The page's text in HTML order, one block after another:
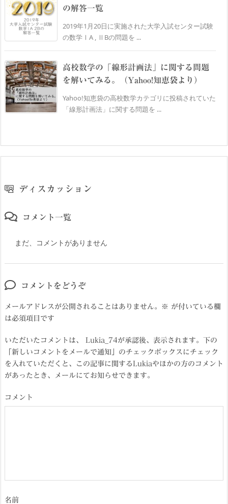
の解答一覧
2019年1月20日に実施された大学入試センター試験
の数学ⅠA , ⅡBの問題を ...
高校数学の「線形計画法」に関する問題
を解いてみる。（Yahoo!知恵袋より）
Yahoo!知恵袋の高校数学カテゴリに投稿されていた
「線形計画法」に関する問題を ...
ディスカッション
コメント一覧
まだ、コメントがありません
コメントをどうぞ
メールアドレスが公開されることはありません。 ※ が付いている欄
は必須項目です
いただいたコメントは、 Lukia_74が承認後、表示されます。下の
「新しいコメントをメールで通知」のチェックボックスにチェック
を入れていただくと、この記事に関するLukiaやほかの方のコメント
があったとき、メールにてお知らせできます。
コメント
名前